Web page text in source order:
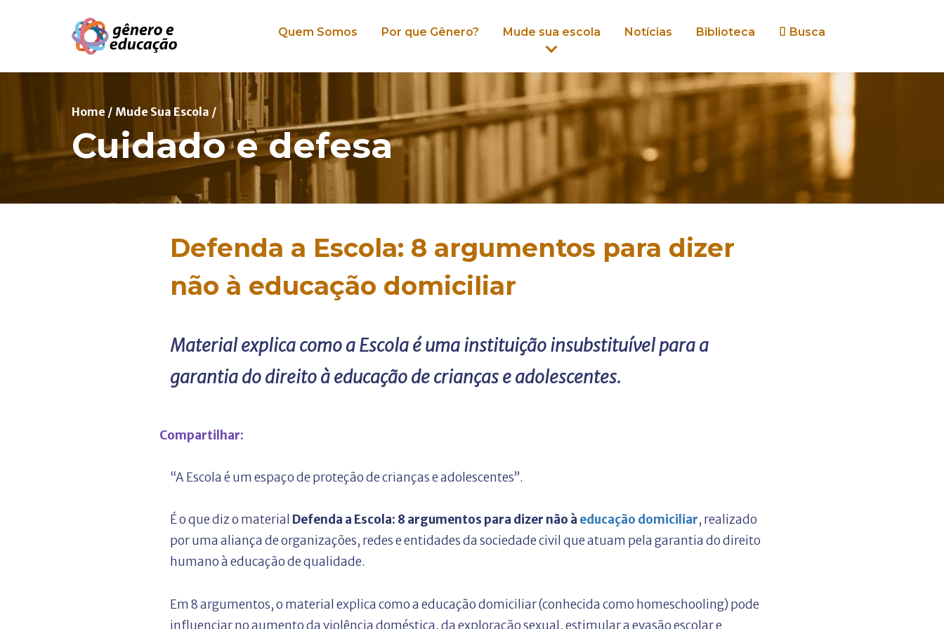
Pular para o conteúdo
Quem Somos Por que Gênero? Mude sua escola Notícias Biblioteca Busca
Home / Mude Sua Escola /
Cuidado e defesa
Defenda a Escola: 8 argumentos para dizer
não à educação domiciliar
Material explica como a Escola é uma instituição insubstituível para a
garantia do direito à educação de crianças e adolescentes.
Compartilhar:
“A Escola é um espaço de proteção de crianças e adolescentes”.
É o que diz o material Defenda a Escola: 8 argumentos para dizer não à educação domiciliar, realizado
por uma aliança de organizações, redes e entidades da sociedade civil que atuam pela garantia do direito
humano à educação de qualidade.
Em 8 argumentos, o material explica como a educação domiciliar (conhecida como homeschooling) pode
influenciar no aumento da violência doméstica, da exploração sexual, estimular a evasão escolar e